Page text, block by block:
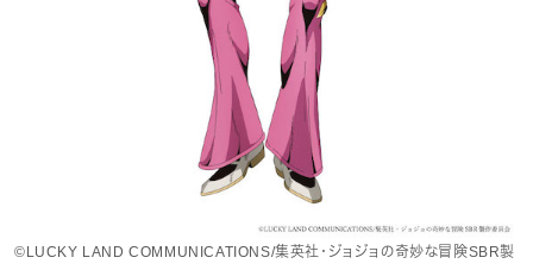
©LUCKY LAND COMMUNICATIONS/集英社・ジョジョの奇妙な冒険SBR製